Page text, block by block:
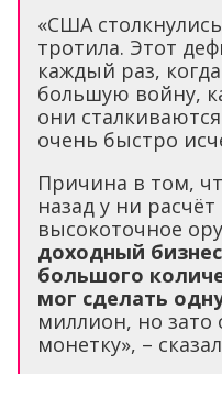
«США
тротила. Этот
каждый раз,
большую войну,
они
очень быстро
Причина в том,
назад у ни
высокоточное
доходный
большого
мог сделать
миллион, но зато
монетку», –